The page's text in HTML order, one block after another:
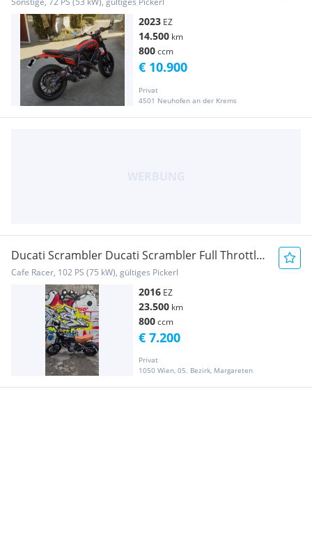
2023 EZ
14.500 km
800ccm
Privat
4501 Neuhofen an der Krems
€ 10.900
Ducati Scrambler Ducati Scrambler Full Throttle
Rizoma
Cafe Racer, 102 PS (75 kW), gültiges Pickerl
2016 EZ
23.500 km
800ccm
Privat
1050 Wien, 05. Bezirk, Margareten
€ 7.200